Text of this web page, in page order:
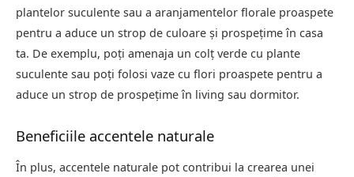
plantelor suculente sau a aranjamentelor florale proaspete
pentru a aduce un strop de culoare și prospețime în casa
ta. De exemplu, poți amenaja un colț verde cu plante
suculente sau poți folosi vaze cu flori proaspete pentru a
aduce un strop de prospețime în living sau dormitor.
Beneficiile accentele naturale
În plus, accentele naturale pot contribui la crearea unei